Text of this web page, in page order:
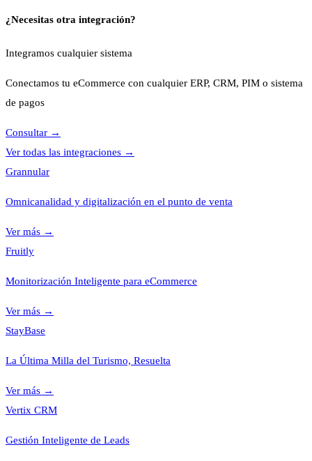
¿Necesitas otra integración?
Integramos cualquier sistema
Conectamos tu eCommerce con cualquier ERP, CRM, PIM o sistema
de pagos
Consultar →
Ver todas las integraciones →
Grannular
Omnicanalidad y digitalización en el punto de venta
Ver más →
Fruitly
Monitorización Inteligente para eCommerce
Ver más →
StayBase
La Última Milla del Turismo, Resuelta
Ver más →
Vertix CRM
Gestión Inteligente de Leads